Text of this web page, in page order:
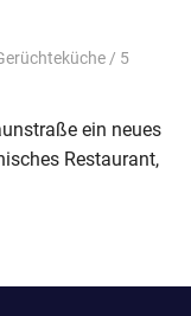
/ 5
ein neues
Restaurant,